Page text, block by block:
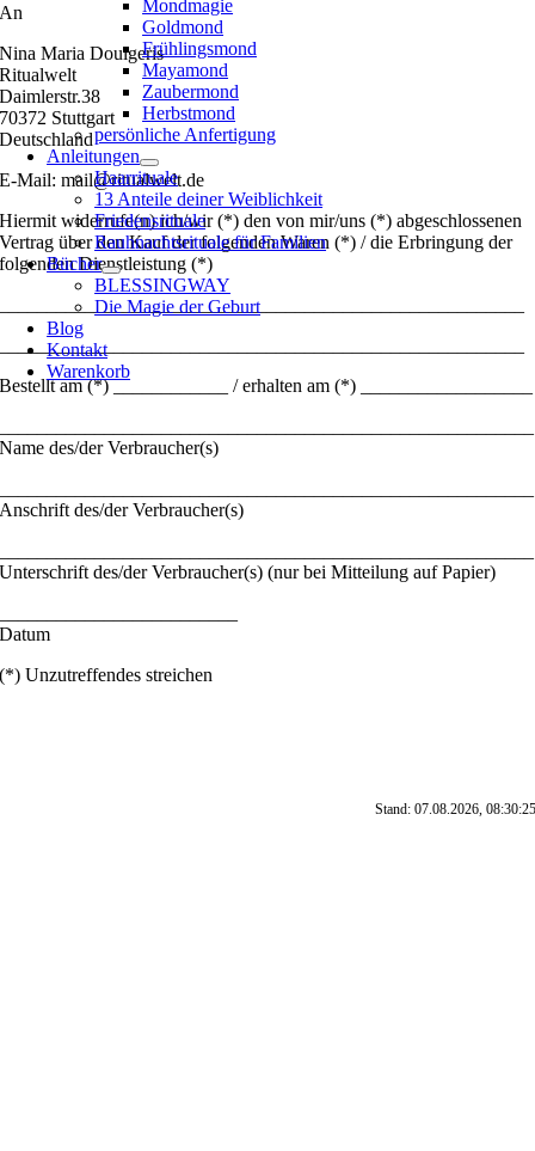
Mondmagie
Goldmond
Frühlingsmond
Mayamond
Zaubermond
Herbstmond
persönliche Anfertigung
Anleitungen
Haarrituale
13 Anteile deiner Weiblichkeit
Friedensrituale
Rauhnachtsrituale für Familien
Bücher
BLESSINGWAY
Die Magie der Geburt
Blog
Kontakt
Warenkorb
An
Nina Maria Doulgeris
Ritualwelt
Daimlerstr.38
70372 Stuttgart
Deutschland
E-Mail: mail@ritualwelt.de
Hiermit widerrufe(n) ich/wir (*) den von mir/uns (*) abgeschlossenen
Vertrag über den Kauf der folgenden Waren (*) / die Erbringung der
folgenden Dienstleistung (*)
_______________________________________________________
_______________________________________________________
Bestellt am (*) ____________ / erhalten am (*) __________________
Name des/der Verbraucher(s)
Anschrift des/der Verbraucher(s)
Unterschrift des/der Verbraucher(s) (nur bei Mitteilung auf Papier)
Datum
(*) Unzutreffendes streichen
Stand: 07.08.2026, 08:30:25